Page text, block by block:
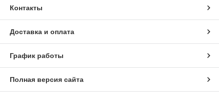
Контакты
Доставка и оплата
График работы
Полная версия сайта